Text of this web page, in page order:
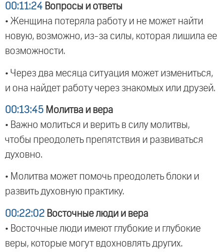
00:11:24 Вопросы и ответы
• Женщина потеряла работу и не может найти
новую, возможно, из-за силы, которая лишила ее
возможности.
• Через два месяца ситуация может измениться,
и она найдет работу через знакомых или друзей.
00:13:45 Молитва и вера
• Важно молиться и верить в силу молитвы,
чтобы преодолеть препятствия и развиваться
духовно.
• Молитва может помочь преодолеть блоки и
развить духовную практику.
00:22:02 Восточные люди и вера
• Восточные люди имеют глубокие и глубокие
веры, которые могут вдохновлять других.